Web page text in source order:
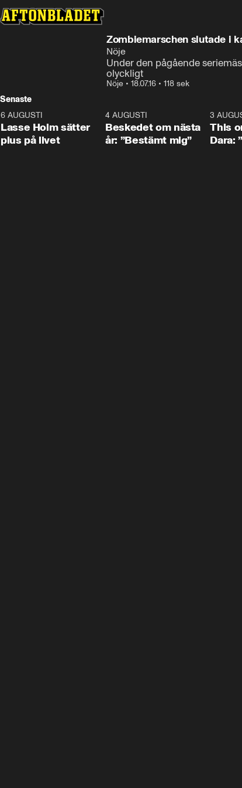
Zombiemarschen slutade i
Nöje
Under den pågående
olyckligt
Nöje • 18.07.16 • 118 sek
Senaste
1:04
6 AUGUSTI
Lasse Holm sätter
plus på livet
0:24
4 AUGUSTI
Beskedet om nästa
år: ”Bestämt mig”
3
This
Dara: